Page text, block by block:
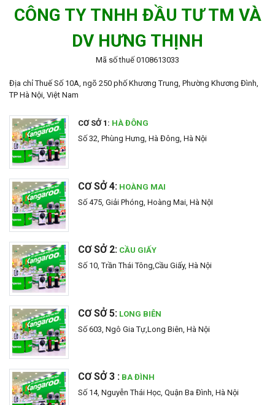
CÔNG TY TNHH ĐẦU TƯ TM VÀ
DV HƯNG THỊNH
Mã số thuế 0108613033
Địa chỉ Thuế Số 10A, ngõ 250 phố Khương Trung, Phường Khương Đình,
TP Hà Nội, Việt Nam
CƠ SỞ 1: HÀ ĐÔNG
Số 32, Phùng Hưng, Hà Đông, Hà Nội
CƠ SỞ 4: HOÀNG MAI
Số 475, Giải Phóng, Hoàng Mai, Hà NộI
CƠ SỞ 2: CẦU GIẤY
Số 10, Trần Thái Tông,Cầu Giấy, Hà Nội
CƠ SỞ 5: LONG BIÊN
Số 603, Ngô Gia Tự,Long Biên, Hà Nội
CƠ SỞ 3 : BA ĐÌNH
Số 14, Nguyễn Thái Học, Quận Ba Đình, Hà Nội